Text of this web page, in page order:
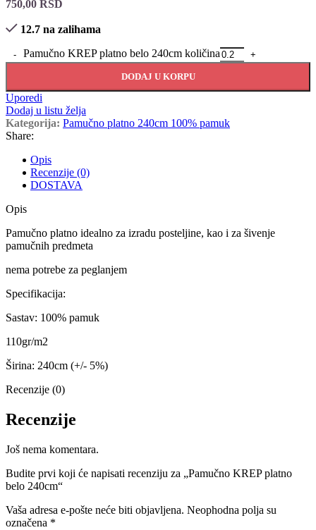
750,00 RSD
12.7 na zalihama
Pamučno KREP platno belo 240cm količina
DODAJ U KORPU
Uporedi
Dodaj u listu želja
Kategorija: Pamučno platno 240cm 100% pamuk
Share:
Opis
Recenzije (0)
DOSTAVA
Opis
Pamučno platno idealno za izradu posteljine, kao i za šivenje
pamučnih predmeta
nema potrebe za peglanjem
Specifikacija:
Sastav: 100% pamuk
110gr/m2
Širina: 240cm (+/- 5%)
Recenzije (0)
Recenzije
Još nema komentara.
Budite prvi koji će napisati recenziju za „Pamučno KREP platno
belo 240cm“
Vaša adresa e-pošte neće biti objavljena. Neophodna polja su
označena *